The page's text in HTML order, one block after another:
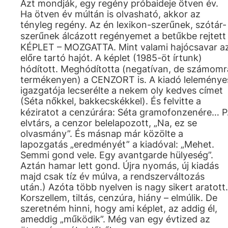
Azt mondják, egy regény próbaideje ötven év.
Ha ötven év múltán is olvasható, akkor az
tényleg regény. Az én lexikon-szerűnek, szótár-
szerűnek álcázott regényemet a betűkbe rejtett
KÉPLET – MOZGATTA. Mint valami hajócsavar
előre tartó hajót. A képlet (1985-öt írtunk)
hódított. Meghódította (negatívan, de
termékenyen) a CENZORT is. A kiadó
igazgatója lecserélte a nekem oly kedves címet
(Séta nőkkel, bakkecskékkel). És felvitte a
kéziratot a cenzúrára: Séta gramofonzenére…
elvtárs, a cenzor belelapozott, „Na, ez se
olvasmány”. És másnap már közölte a
lapozgatás „eredményét” a kiadóval: „Mehet.
Semmi gond vele. Egy avantgarde hülyeség”.
Aztán hamar lett gond. Újra nyomás, új kiadás
majd csak tíz év múlva, a rendszerváltozás
után.) Azóta több nyelven is nagy sikert aratott.
Korszellem, tiltás, cenzúra, hiány – elmúlik. De
szeretném hinni, hogy ami képlet, az addig él,
ameddig „működik”. Még van egy évtized az